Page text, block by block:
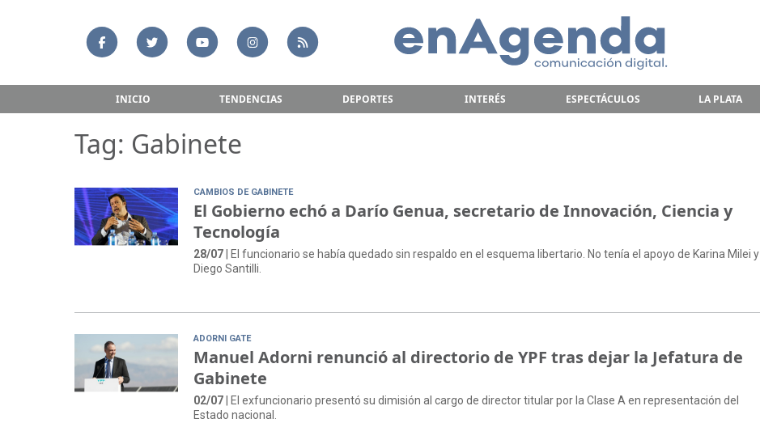
INICIO TENDENCIAS DEPORTES INTERÉS ESPECTÁCULOS LA PLATA
Tag: Gabinete
CAMBIOS DE GABINETE
El Gobierno echó a Darío Genua, secretario de Innovación, Ciencia y
Tecnología
28/07 | El funcionario se había quedado sin respaldo en el esquema libertario. No tenía el apoyo de Karina Milei y
Diego Santilli.
ADORNI GATE
Manuel Adorni renunció al directorio de YPF tras dejar la Jefatura de
Gabinete
02/07 | El exfuncionario presentó su dimisión al cargo de director titular por la Clase A en representación del
Estado nacional.